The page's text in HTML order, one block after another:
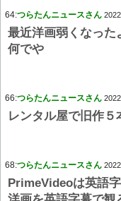
64:つらたんニュースさん
最近洋画弱くなった
何でや
66:つらたんニュースさん
レンタル屋で旧作
68:つらたんニュースさん
PrimeVideoは英語